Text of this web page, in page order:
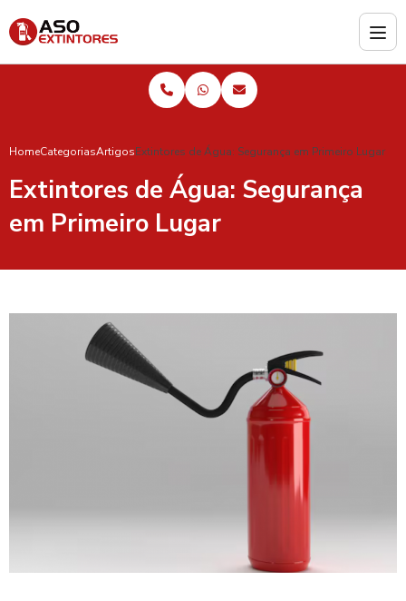
HomeCategoriasArtigosExtintores de Água: Segurança em Primeiro Lugar
Extintores de Água: Segurança
em Primeiro Lugar